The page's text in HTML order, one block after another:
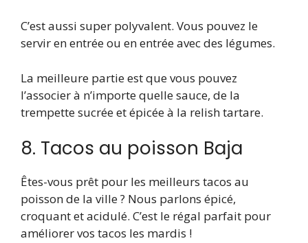
C’est aussi super polyvalent. Vous pouvez le
servir en entrée ou en entrée avec des légumes.
La meilleure partie est que vous pouvez
l’associer à n’importe quelle sauce, de la
trempette sucrée et épicée à la relish tartare.
8. Tacos au poisson Baja
Êtes-vous prêt pour les meilleurs tacos au
poisson de la ville ? Nous parlons épicé,
croquant et acidulé. C’est le régal parfait pour
améliorer vos tacos les mardis !